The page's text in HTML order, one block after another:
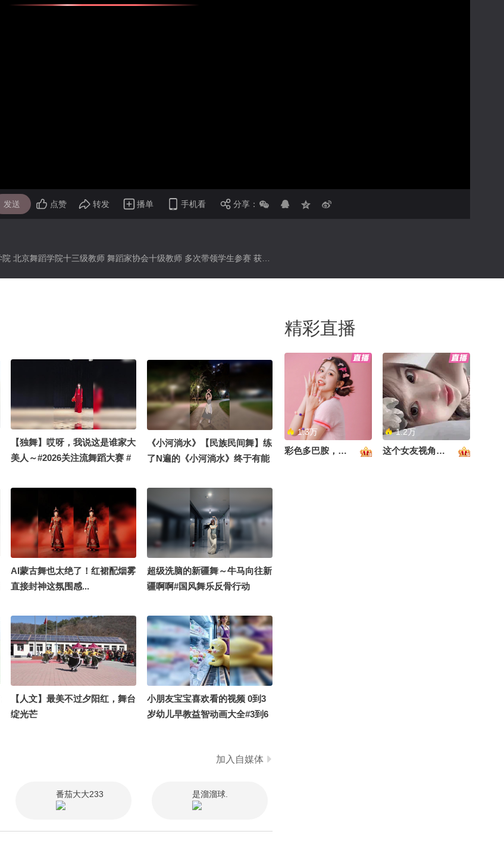
发送 点赞 转发 播单 手机看 分享：
【独舞】哎呀，我说这是谁家大
美人～#2026关注流舞蹈大赛 #
《小河淌水》【民族民间舞】练
了N遍的《小河淌水》终于有能
风舞乐大赛 #2025秋季搜狐视频
播主大会
AI蒙古舞也太绝了！红裙配烟雾
直接封神这氛围感...
超级洗脑的新疆舞～牛马向往新
疆啊啊#国风舞乐反骨行动
【人文】最美不过夕阳红，舞台
绽光芒
小朋友宝宝喜欢看的视频 0到3
岁幼儿早教益智动画大全#3到6
加入自媒体
番茄大大233 是溜溜球.
精彩直播
1.3万
彩色多巴胺，甜到心里啦！
1.2万
这个女友视角好治愈~